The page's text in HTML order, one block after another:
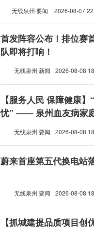
无线泉州·要闻 2026-08-07
首发阵容公布！排位赛
队即将打响！
无线泉州 新闻 2026-08-08
【服务人民 保障健康
忧” —— 泉州血友病家
无线泉州·要闻 2026-08-08
蔚来首座第五代换电站
无线泉州·要闻 2026-08-08
【抓城建提品质项目创